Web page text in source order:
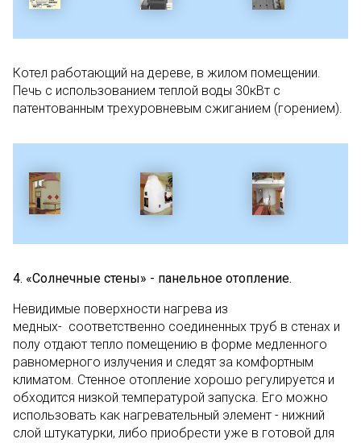
Котел работающий на дереве, в жилом помещении.
Печь с использованием теплой воды 30кВт с
патентованным трехуровневым сжиганием (горением).
4. «Солнечные стены» - панельное отопление.
Невидимые поверхности нагрева из
медных- соответственно соединенных труб в стенах и
полу отдают тепло помещению в форме медленного
равномерного излучения и следят за комфортным
климатом. Стенное отопление хорошо регулируется и
обходится низкой температурой запуска. Его можно
использовать как нагревательный элемент - нижний
слой штукатурки, либо приобрести уже в готовой для